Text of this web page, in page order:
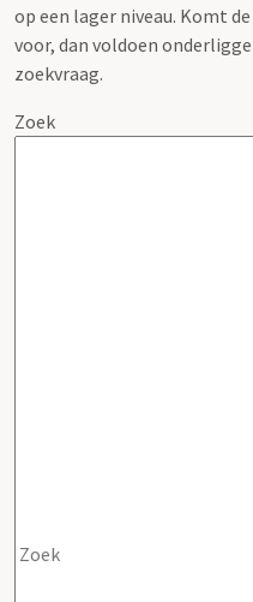
op een lager niveau. Komt
voor, dan voldoen
zoekvraag.
Zoek